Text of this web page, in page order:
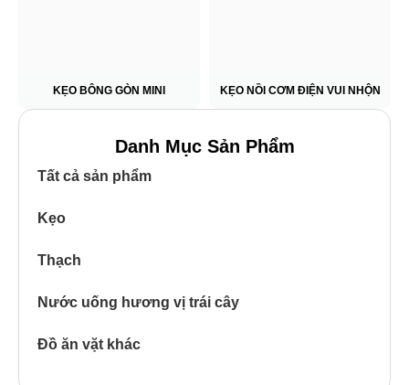
KẸO BÔNG GÒN MINI KẸO NỒI CƠM ĐIỆN VUI NHỘN
Danh Mục Sản Phẩm
Tất cả sản phẩm
Kẹo
Thạch
Nước uống hương vị trái cây
Đồ ăn vặt khác